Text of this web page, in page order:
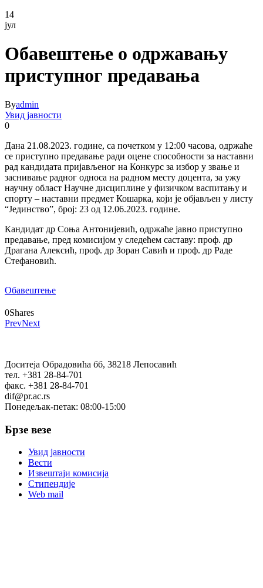
14
јул
Обавештење о одржавању
приступног предавања
Byadmin
Увид јавности
0
Дана 21.08.2023. године, са почетком у 12:00 часова, одржаће
се приступно предавање ради оцене способности за наставни
рад кандидата пријављеног на Конкурс за избор у звање и
заснивање радног односа на радном месту доцента, за ужу
научну област Научне дисциплине у физичком васпитању и
спорту – наставни предмет Кошарка, који је објављен у листу
“Јединство”, број: 23 од 12.06.2023. године.
Кандидат др Соња Антонијевић, одржаће јавно приступно
предавање, пред комисијом у следећем саставу: проф. др
Драгана Алексић, проф. др Зоран Савић и проф. др Раде
Стефановић.
Обавештење
0Shares
PrevNext
Доситеја Обрадовића бб, 38218 Лепосавић
тел. +381 28-84-701
факс. +381 28-84-701
dif@pr.ac.rs
Понедељак-петак: 08:00-15:00
Брзе везе
Увид јавности
Вести
Извештаји комисија
Стипендије
Web mail